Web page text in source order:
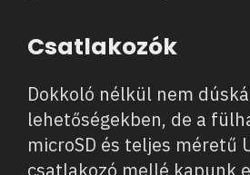
Csatlakozók
Dokkoló nélkül nem
lehetőségekben, de a
microSD és teljes méretű
csatlakozó mellé kapunk